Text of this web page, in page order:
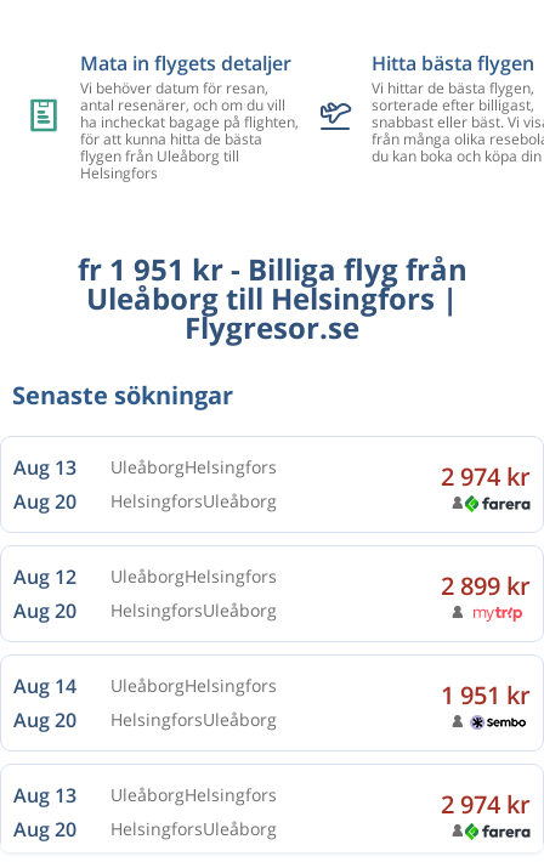
Mata in flygets detaljer
Vi behöver datum för resan,
antal resenärer, och om du vill
ha incheckat bagage på flighten,
för att kunna hitta de bästa
flygen från Uleåborg till
Helsingfors
Hitta bästa flygen
Vi hittar de bästa flygen,
sorterade efter billigast,
snabbast eller bäst. Vi
från många olika
du kan boka och köpa
fr 1 951 kr - Billiga flyg från
Uleåborg till Helsingfors |
Flygresor.se
Senaste sökningar
Aug 13 UleåborgHelsingfors
Aug 20 HelsingforsUleåborg
2 974 kr
Aug 12 UleåborgHelsingfors
Aug 20 HelsingforsUleåborg
2 899 kr
Aug 14 UleåborgHelsingfors
Aug 20 HelsingforsUleåborg
1 951 kr
Aug 13 UleåborgHelsingfors
Aug 20 HelsingforsUleåborg
2 974 kr